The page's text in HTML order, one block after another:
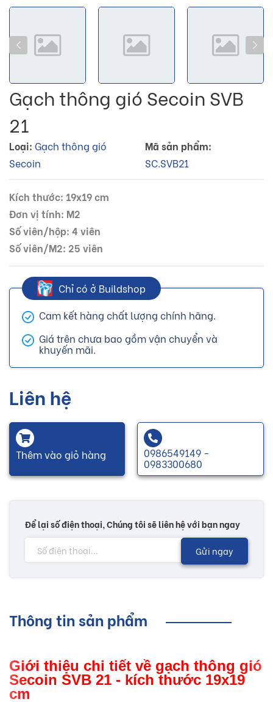
Gạch thông gió Secoin SVB
21
Loại: Gạch thông gió
Secoin
Mã sản phẩm:
SC.SVB21
Kích thước: 19x19 cm
Đơn vị tính: M2
Số viên/hộp: 4 viên
Số viên/M2: 25 viên
Chỉ có ở Buildshop
Cam kết hàng chất lượng chính hãng.
Giá trên chưa bao gồm vận chuyển và
khuyến mãi.
Liên hệ
Thêm vào giỏ hàng 0986549149 -
0983300680
Để lại số điện thoại, Chúng tôi sẽ liên hệ với bạn ngay
Gửi ngay
Thông tin sản phẩm
Giới thiệu chi tiết về gạch thông gió
Secoin SVB 21 - kích thước 19x19
cm